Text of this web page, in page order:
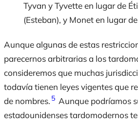
Tyvan y Tyvette en lugar de
(Esteban), y Monet en lugar
Aunque algunas de estas
parecernos arbitrarias a los
consideremos que muchas
todavía tienen leyes vigentes que
de nombres. 5 Aunque podríamos
estadounidenses tardomodernos